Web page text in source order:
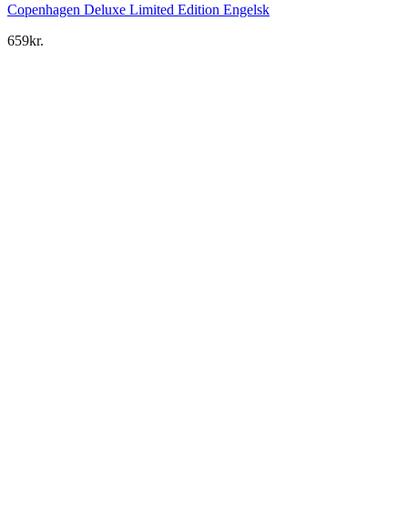
Copenhagen Deluxe Limited Edition Engelsk
659kr.